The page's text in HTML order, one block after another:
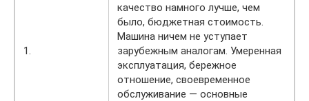
1.
качество намного лучше, чем
было, бюджетная стоимость.
Машина ничем не уступает
зарубежным аналогам. Умеренная
эксплуатация, бережное
отношение, своевременное
обслуживание — основные